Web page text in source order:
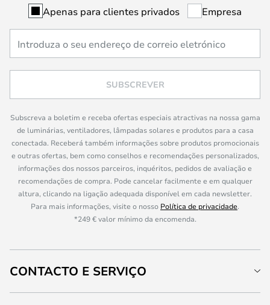
Apenas para clientes privados Empresa
SUBSCREVER
Subscreva a boletim e receba ofertas especiais atractivas na nossa gama
de luminárias, ventiladores, lâmpadas solares e produtos para a casa
conectada. Receberá também informações sobre produtos promocionais
e outras ofertas, bem como conselhos e recomendações personalizados,
informações dos nossos parceiros, inquéritos, pedidos de avaliação e
recomendações de compra. Pode cancelar facilmente e em qualquer
altura, clicando na ligação adequada disponível em cada newsletter.
Para mais informações, visite o nosso Política de privacidade.
*249 € valor mínimo da encomenda.
CONTACTO E SERVIÇO